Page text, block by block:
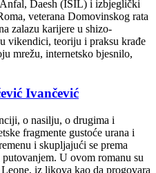
Daesh (ISIL) i izbjeglički
veterana Domovinskog rata
zalazu karijere u shizo-
vikendici, teoriju i praksu krađe
mrežu, internetsko bjesnilo,
Ivančević
o nasilju, o drugima i
fragmente gustoće urana i
i skupljajući se prema
U ovom romanu su
iz likova kao da progovara